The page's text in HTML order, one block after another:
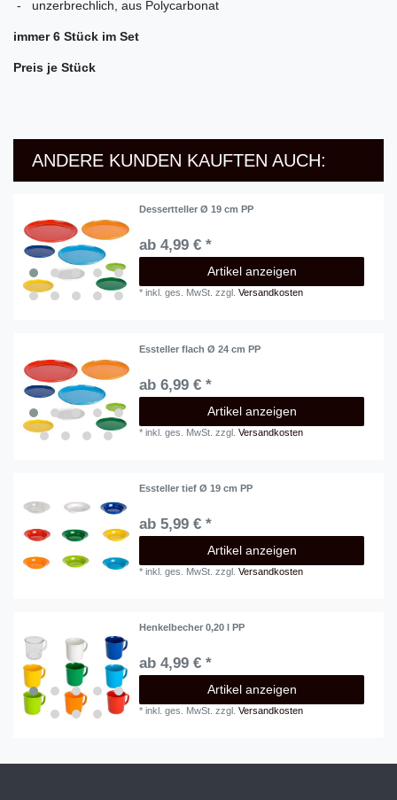
- unzerbrechlich, aus Polycarbonat
immer 6 Stück im Set
Preis je Stück
ANDERE KUNDEN KAUFTEN AUCH:
Dessertteller Ø 19 cm PP
ab 4,99 € *
Artikel anzeigen
*inkl. ges. MwSt. zzgl.Versandkosten
Essteller flach Ø 24 cm PP
ab 6,99 € *
Artikel anzeigen
*inkl. ges. MwSt. zzgl.Versandkosten
Essteller tief Ø 19 cm PP
ab 5,99 € *
Artikel anzeigen
*inkl. ges. MwSt. zzgl.Versandkosten
Henkelbecher 0,20 l PP
ab 4,99 € *
Artikel anzeigen
*inkl. ges. MwSt. zzgl.Versandkosten